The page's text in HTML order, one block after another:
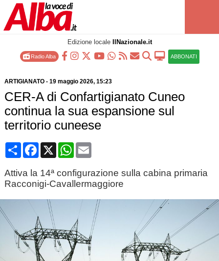
Edizione locale IlNazionale.it
Radio Alba ABBONATI
ARTIGIANATO- 19 maggio 2026, 15:23
CER-A di Confartigianato Cuneo
continua la sua espansione sul
territorio cuneese
CondividiFacebook
X WhatsApp
Email
Attiva la 14ª configurazione sulla cabina primaria
Racconigi-Cavallermaggiore